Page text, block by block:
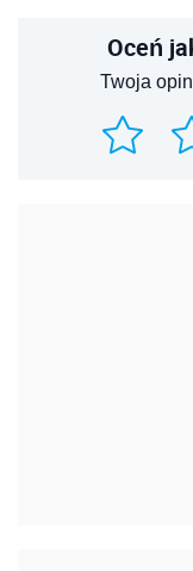
Oceń
Twoja